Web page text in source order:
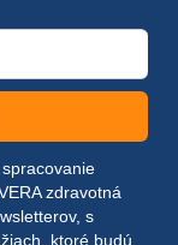
zdravotná
s
ktoré budú